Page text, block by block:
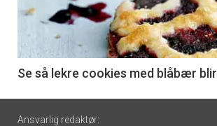
nå
6
Se så lekre cookies med blåbær blir
Footer
Ansvarlig redaktør: